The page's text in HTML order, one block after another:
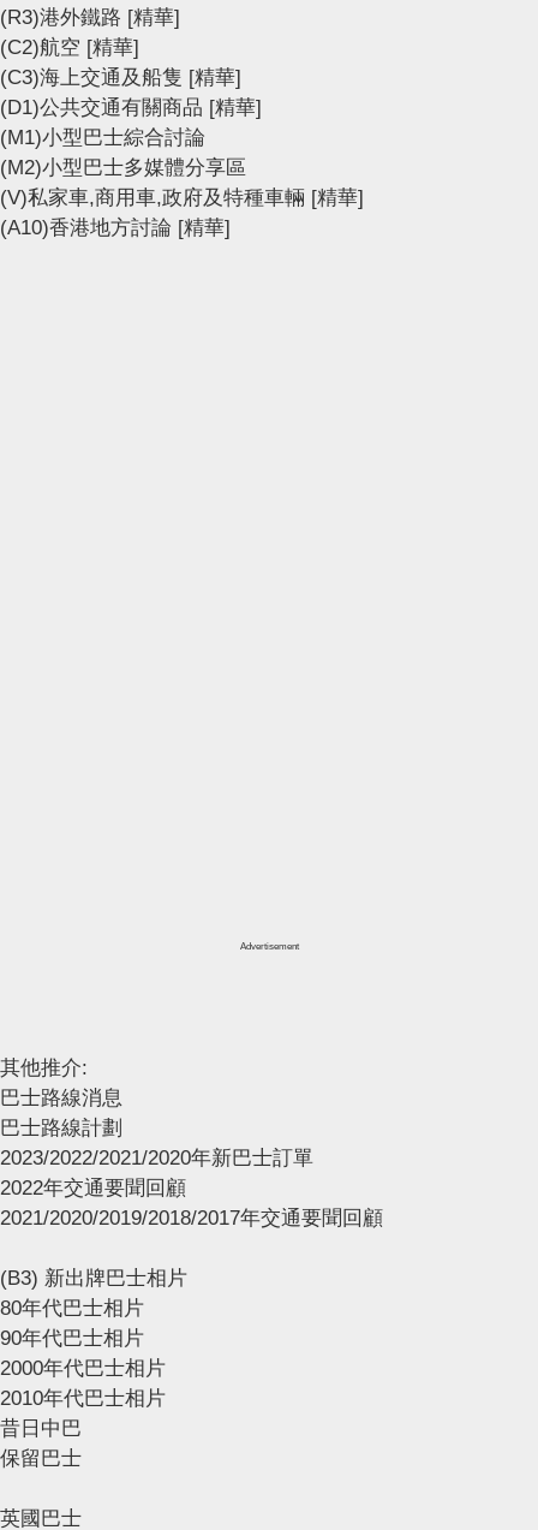
(R3)港外鐵路 [精華]
(C2)航空 [精華]
(C3)海上交通及船隻 [精華]
(D1)公共交通有關商品 [精華]
(M1)小型巴士綜合討論
(M2)小型巴士多媒體分享區
(V)私家車,商用車,政府及特種車輛 [精華]
(A10)香港地方討論 [精華]
Advertisement
其他推介:
巴士路線消息
巴士路線計劃
2023/2022/2021/2020年新巴士訂單
2022年交通要聞回顧
2021/2020/2019/2018/2017年交通要聞回顧
(B3) 新出牌巴士相片
80年代巴士相片
90年代巴士相片
2000年代巴士相片
2010年代巴士相片
昔日中巴
保留巴士
英國巴士